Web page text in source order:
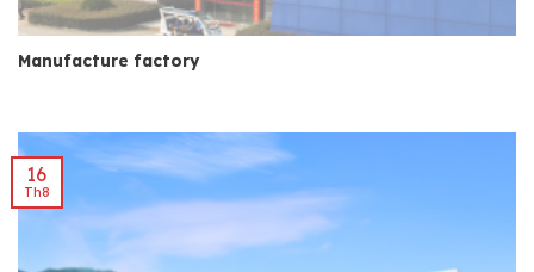
Manufacture factory
16
Th8